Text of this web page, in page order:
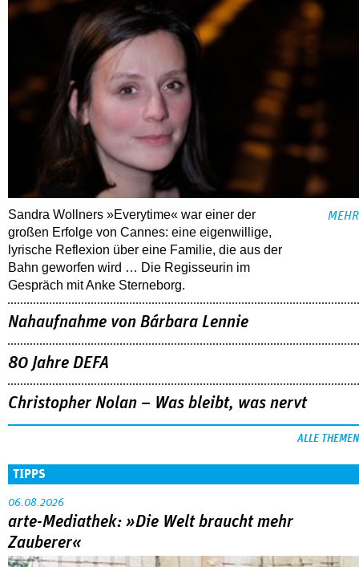
Sandra Wollners »Everytime« war einer der
großen Erfolge von Cannes: eine eigenwillige,
lyrische Reflexion über eine ­Familie, die aus der
Bahn geworfen wird … Die Regisseurin im
Gespräch mit Anke Sterneborg.
MEHR
Nahaufnahme von Bárbara Lennie
80 Jahre DEFA
Christopher Nolan – Was bleibt, was nervt
ALLE THEMEN
TIPPS
06.08.2026
arte-Mediathek: »Die Welt braucht mehr
Zauberer«